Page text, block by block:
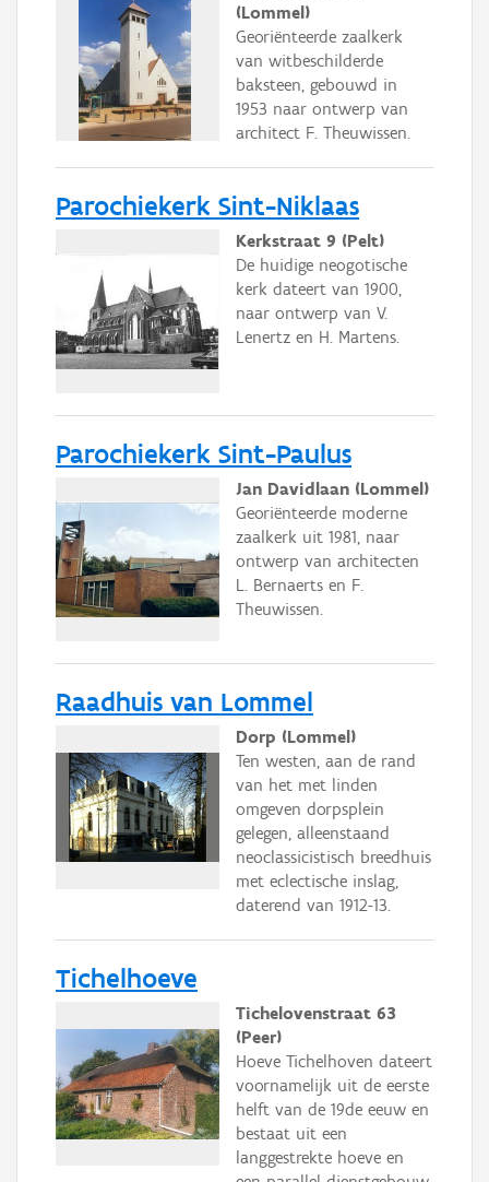
(Lommel)
Georiënteerde zaalkerk
van witbeschilderde
baksteen, gebouwd in
1953 naar ontwerp van
architect F. Theuwissen.
Parochiekerk Sint-Niklaas
Kerkstraat 9 (Pelt)
De huidige neogotische
kerk dateert van 1900,
naar ontwerp van V.
Lenertz en H. Martens.
Parochiekerk Sint-Paulus
Jan Davidlaan (Lommel)
Georiënteerde moderne
zaalkerk uit 1981, naar
ontwerp van architecten
L. Bernaerts en F.
Theuwissen.
Raadhuis van Lommel
Dorp (Lommel)
Ten westen, aan de rand
van het met linden
omgeven dorpsplein
gelegen, alleenstaand
neoclassicistisch breedhuis
met eclectische inslag,
daterend van 1912-13.
Tichelhoeve
Tichelovenstraat 63
(Peer)
Hoeve Tichelhoven dateert
voornamelijk uit de eerste
helft van de 19de eeuw en
bestaat uit een
langgestrekte hoeve en